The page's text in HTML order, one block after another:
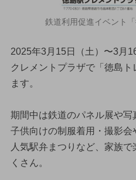
鉄道利用促進イベント
2025年3月15日（土）〜3月
クレメントプラザで「徳島
ます。
期間中は鉄道のパネル展や
子供向けの制服着用・撮影会
人気駅弁まつりなど、家族
くさん。